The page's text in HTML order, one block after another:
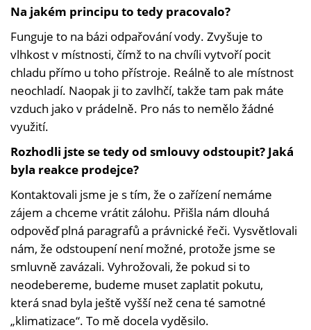
Na jakém principu to tedy pracovalo?
Funguje to na bázi odpařování vody. Zvyšuje to
vlhkost v místnosti, čímž to na chvíli vytvoří pocit
chladu přímo u toho přístroje. Reálně to ale místnost
neochladí. Naopak ji to zavlhčí, takže tam pak máte
vzduch jako v prádelně. Pro nás to nemělo žádné
využití.
Rozhodli jste se tedy od smlouvy odstoupit? Jaká
byla reakce prodejce?
Kontaktovali jsme je s tím, že o zařízení nemáme
zájem a chceme vrátit zálohu. Přišla nám dlouhá
odpověď plná paragrafů a právnické řeči. Vysvětlovali
nám, že odstoupení není možné, protože jsme se
smluvně zavázali. Vyhrožovali, že pokud si to
neodebereme, budeme muset zaplatit pokutu,
která snad byla ještě vyšší než cena té samotné
„klimatizace“. To mě docela vyděsilo.